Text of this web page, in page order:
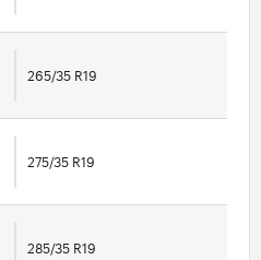
265/35 R19
275/35 R19
285/35 R19